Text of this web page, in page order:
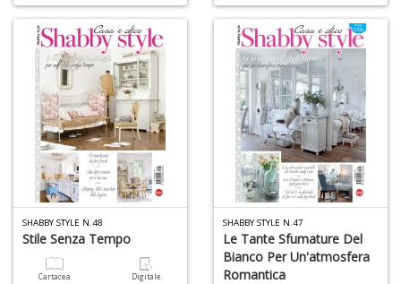
SHABBY STYLE N.48
Stile Senza Tempo
Cartacea Digitale
SHABBY STYLE N.47
Le Tante Sfumature Del
Bianco Per Un'atmosfera
Romantica